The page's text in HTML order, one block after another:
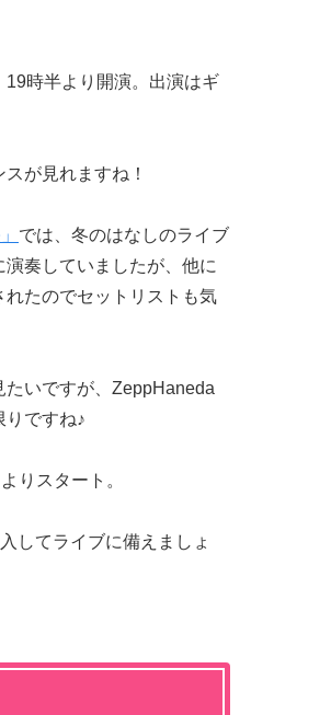
時半より開演。出演はギ
が見れますね！
では、冬のはなしのライブ
奏していましたが、他に
れたのでセットリストも気
いですが、ZeppHaneda
りですね♪
りスタート。
してライブに備えましょ